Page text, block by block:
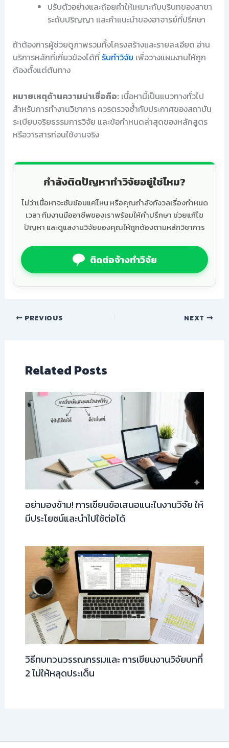
ปรับตัวอย่างและถ้อยคำให้เหมาะกับบริบทของสาขา
ระดับปริญญา และคำแนะนำของอาจารย์ที่ปรึกษา
ถ้าต้องการผู้ช่วยดูภาพรวมทั้งโครงสร้างและรายละเอียด อ่าน
บริการหลักที่เกี่ยวข้องได้ที่ รับทำวิจัย เพื่อวางแผนงานให้ถูก
ต้องตั้งแต่ต้นทาง
หมายเหตุด้านความน่าเชื่อถือ: เนื้อหานี้เป็นแนวทางทั่วไป
สำหรับการทำงานวิชาการ ควรตรวจซ้ำกับประกาศของสถาบัน
ระเบียบจริยธรรมการวิจัย และข้อกำหนดล่าสุดของหลักสูตร
หรือวารสารก่อนใช้งานจริง
กำลังติดปัญหาทำวิจัยอยู่ใช่ไหม?
ไม่ว่าเนื้อหาจะซับซ้อนแค่ไหน หรือคุณกำลังกังวลเรื่องกำหนด
เวลา ทีมงานมืออาชีพของเราพร้อมให้คำปรึกษา ช่วยแก้ไข
ปัญหา และดูแลงานวิจัยของคุณให้ถูกต้องตามหลักวิชาการ
ติดต่อจ้างทำวิจัย
PREVIOUS NEXT
Related Posts
อย่ามองข้าม! การเขียนข้อเสนอแนะในงานวิจัย ให้
มีประโยชน์และนำไปใช้ต่อได้
วิธีทบทวนวรรณกรรมและ การเขียนงานวิจัยบทที่
2 ไม่ให้หลุดประเด็น